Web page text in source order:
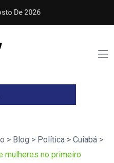
De 2026
> Blog > Política > Cuiabá >
mulheres no primeiro